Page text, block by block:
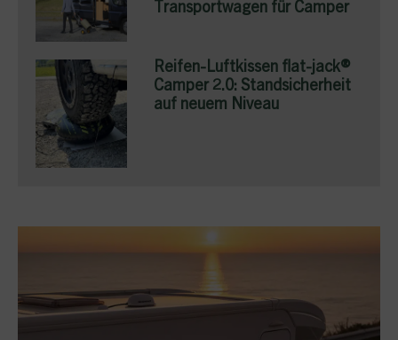
Transportwagen für Camper
Reifen-Luftkissen flat-jack®
Camper 2.0: Standsicherheit
auf neuem Niveau